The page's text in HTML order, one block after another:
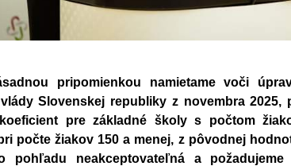
pripomienkou namietame voči
Slovenskej republiky z novembra
pre základné školy s počtom
počte žiakov 150 a menej, z pôvodnej
pohľadu neakceptovateľná a